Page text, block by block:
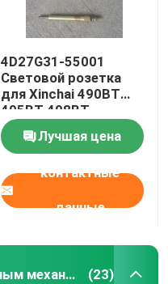
4D27G31-55001
Световой розетка
для Xinchai 490BT
495BT 498BT
Лучшая цена
контактные
данные
Сборка поезда с временным механизмом (23)